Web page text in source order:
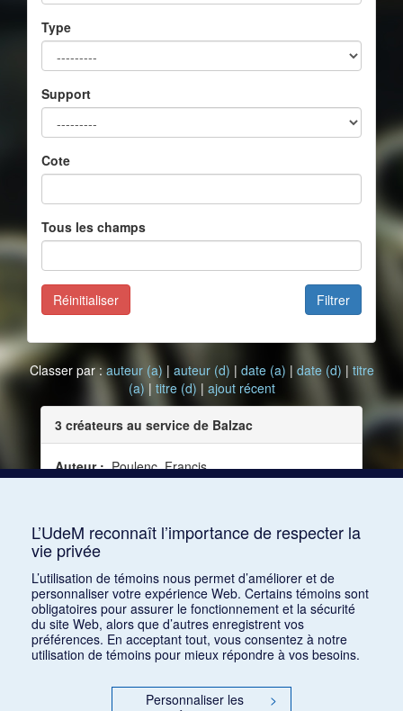
Type
Support
Cote
Tous les champs
Filtrer
Réinitialiser
Classer par :auteur (a) | auteur (d) | date (a) | date (d) | titre
(a) | titre (d) | ajout récent
3 créateurs au service de Balzac
Auteur :Poulenc, Francis
L’UdeM reconnaît l’importance de respecter la
vie privée
L’utilisation de témoins nous permet d’améliorer et de
personnaliser votre expérience Web. Certains témoins sont
obligatoires pour assurer le fonctionnement et la sécurité
du site Web, alors que d’autres enregistrent vos
préférences. En acceptant tout, vous consentez à notre
utilisation de témoins pour mieux répondre à vos besoins.
Personnaliser les
>